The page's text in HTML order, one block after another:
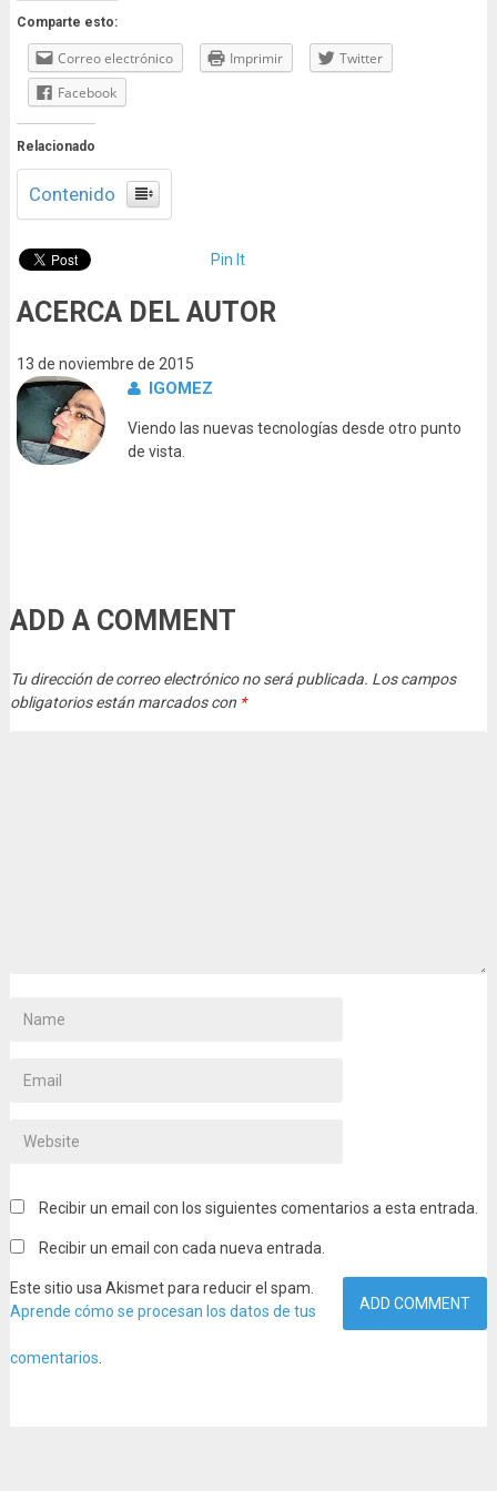
Comparte esto:
Correo electrónico Imprimir
Twitter
Facebook
Relacionado
Contenido
Pin It
ACERCA DEL AUTOR
13 de noviembre de 2015
IGOMEZ
Viendo las nuevas tecnologías desde otro punto
de vista.
ADD A COMMENT
Tu dirección de correo electrónico no será publicada. Los campos
obligatorios están marcados con *
Recibir un email con los siguientes comentarios a esta entrada.
Recibir un email con cada nueva entrada.
Este sitio usa Akismet para reducir el spam.
Aprende cómo se procesan los datos de tus
comentarios